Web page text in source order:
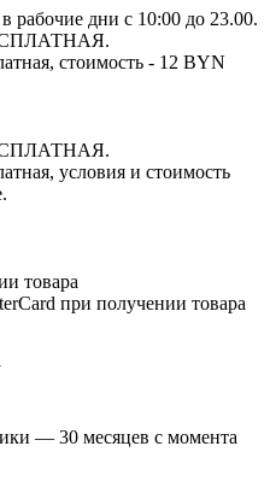
рабочие дни с 10:00 до 23.00.
стоимость - 12 BYN
условия и стоимость
товара
при получении товара
— 30 месяцев с момента